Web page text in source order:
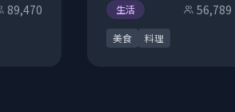
89,470 生活 56,789
美食 料理